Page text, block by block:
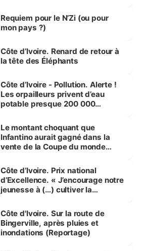
Requiem pour le N’Zi (ou pour
mon pays ?)
Côte d’Ivoire. Renard de retour à
la tête des Éléphants
Côte d’Ivoire - Pollution. Alerte !
Les orpailleurs privent d’eau
potable presque 200 000
Le montant choquant que
Infantino aurait gagné dans la
vente de la Coupe du monde
Côte d’Ivoire. Prix national
d’Excellence. « J’encourage notre
jeunesse à (…) cultiver la
(Alassane Ouattara
Côte d'Ivoire. Sur la route de
Bingerville, après pluies et
inondations (Reportage)